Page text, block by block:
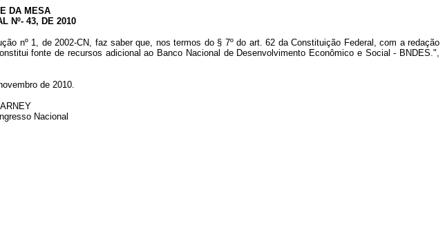
DA MESA
Nº- 43, DE 2010
nº 1, de 2002-CN, faz saber que, nos termos do § 7º do art. 62 da Constituição Federal, com a redação
fonte de recursos adicional ao Banco Nacional de Desenvolvimento Econômico e Social - BNDES.",
de 2010.
Nacional